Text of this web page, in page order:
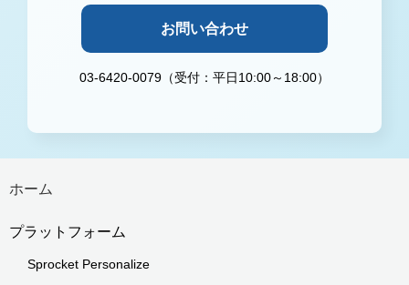
お問い合わせ
03-6420-0079（受付：平日10:00～18:00）
ホーム
プラットフォーム
Sprocket Personalize